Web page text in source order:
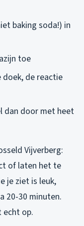
baking soda!) in
toe
de reactie
dan door met heet
Vijverberg:
of laten het te
je ziet is leuk,
20-30 minuten.
echt op.